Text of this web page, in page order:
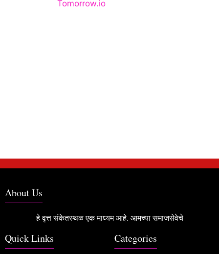
About Us
हे वृत्त संकेतस्थळ एक माध्यम आहे. आमच्या समाजसेवेचे
Quick Links Categories